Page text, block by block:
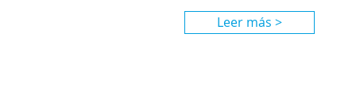
Leer más >